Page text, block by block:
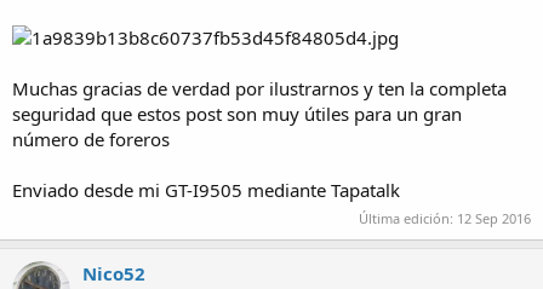
Muchas gracias de verdad por ilustrarnos y ten la completa
seguridad que estos post son muy útiles para un gran
número de foreros
Enviado desde mi GT-I9505 mediante Tapatalk
Última edición: 12 Sep 2016
Nico52